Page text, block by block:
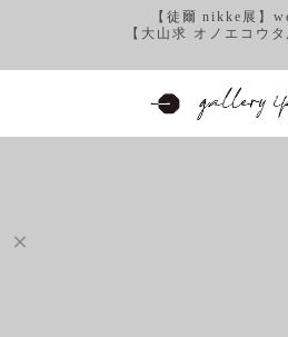
【徒爾 nikke展】
【大山求 オノエコウ